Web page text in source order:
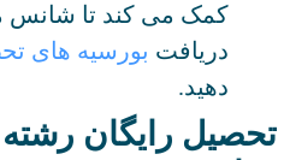
کمک می کند تا شانس
دریافت بورسیه های
دهید.
تحصیل رایگان